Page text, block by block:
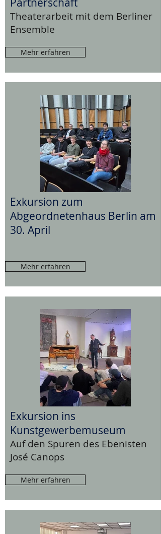
Theaterarbeit mit dem Berliner
Ensemble
Mehr erfahren
Exkursion zum
Abgeordnetenhaus Berlin am
30. April
Mehr erfahren
Exkursion ins
Kunstgewerbemuseum
Auf den Spuren des Ebenisten
José Canops
Mehr erfahren